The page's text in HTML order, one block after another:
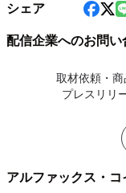
シェア
配信企業へのお問い
取材依頼・商
プレスリリ
アルファックス・